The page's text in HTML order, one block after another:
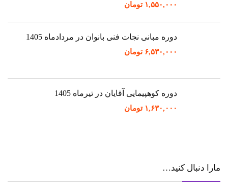
۱,۵۵۰,۰۰۰ تومان
دوره مبانی نجات فنی بانوان در مردادماه 1405
۶,۵۳۰,۰۰۰ تومان
دوره کوهپیمایی آقایان در تیرماه 1405
۱,۶۳۰,۰۰۰ تومان
مارا دنبال کنید…